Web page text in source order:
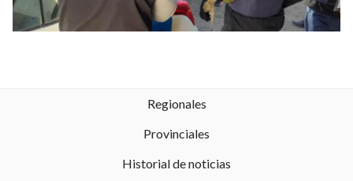
Regionales
Provinciales
Historial de noticias